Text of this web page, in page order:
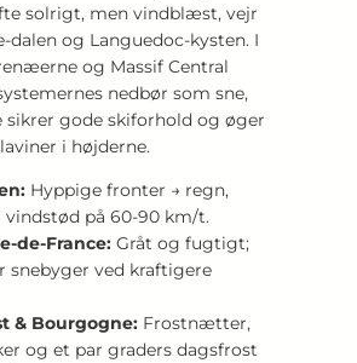
solrigt, men vindblæst, vejr
dalen og Languedoc-kysten. I
og Massif Central
nedbør som sne,
sikrer gode skiforhold og øger
i højderne.
Hyppige fronter → regn,
vindstød på 60-90 km/t.
de-France: Gråt og fugtigt;
snebyger ved kraftigere
& Bourgogne: Frostnætter,
og et par graders dagsfrost